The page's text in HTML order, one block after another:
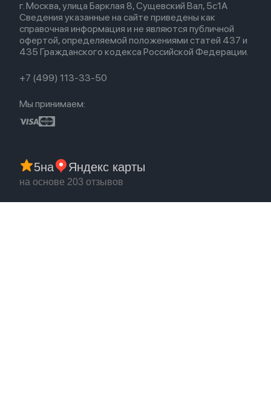
г. Москва, улица Барклая 8, Сущевский Вал, 5с1А
Сведения указанные на сайте приведены как
справочная информация и не являются публичной
офертой, определяемой положениями статей 437 и
435 Гражданского кодекса Российской Федерации.
+7 (499) 113-33-50
Мы принимаем:
5на Яндекс карты
на основе 203 отзывов